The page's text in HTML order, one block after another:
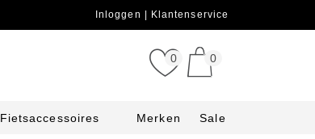
Inloggen Klantenservice
0 0
Fietsaccessoires Merken Sale